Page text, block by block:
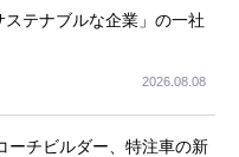
テナブルな企業」の一社
2026.08.08
ーチビルダー、特注車の新